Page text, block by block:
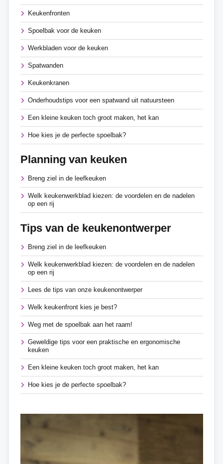
Keukenfronten
Spoelbak voor de keuken
Werkbladen voor de keuken
Spatwanden
Keukenkranen
Onderhoudstips voor een spatwand uit natuursteen
Een kleine keuken toch groot maken, het kan
Hoe kies je de perfecte spoelbak?
Planning van keuken
Breng ziel in de leefkeuken
Welk keukenwerkblad kiezen: de voordelen en de nadelen
op een rij
Tips van de keukenontwerper
Breng ziel in de leefkeuken
Welk keukenwerkblad kiezen: de voordelen en de nadelen
op een rij
Lees de tips van onze keukenontwerper
Welk keukenfront kies je best?
Weg met de spoelbak aan het raam!
Geweldige tips voor een praktische en ergonomische
keuken
Een kleine keuken toch groot maken, het kan
Hoe kies je de perfecte spoelbak?